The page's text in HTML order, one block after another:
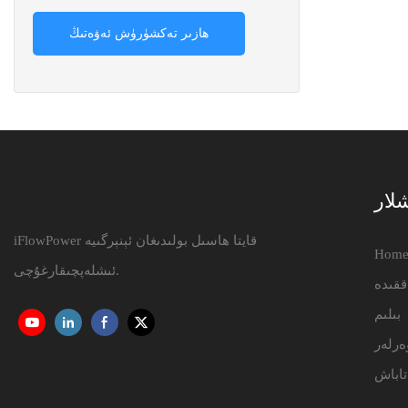
ھازىر تەكشۈرۈش ئەۋەتىڭ
iFlowPower قايتا ھاسىل بولىدىغان ئېنېرگىيە
ئىشلەپچىقارغۇچى.
Home
بىلىم